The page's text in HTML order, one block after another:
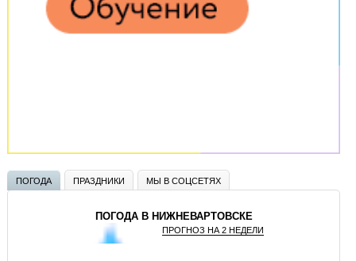
ПОГОДА ПРАЗДНИКИ МЫ В СОЦСЕТЯХ
ПОГОДА В НИЖНЕВАРТОВСКЕ
ПРОГНОЗ НА 2 НЕДЕЛИ